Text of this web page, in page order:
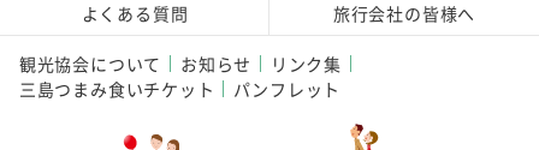
よくある質問
旅行会社の皆様へ
観光協会について お知らせ
リンク集
三島つまみ食いチケット
パンフレット